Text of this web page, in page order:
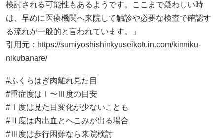
検討される可能性もあるようです。ここまで疑わしい時
は、早めに医療機関へ来院して触診や必要な検査で確認す
る流れが一般的と言われています。」
引用元： https://sumiyoshishinkyuseikotuin.com/kinniku-
nikubanare/
#ふくらはぎ肉離れ見た目
#重症度はⅠ〜Ⅲ度の目安
#Ⅰ度は見た目変化が少ないことも
#Ⅱ度は内出血とへこみが出る場合
#Ⅲ度は歩行困難なら来院検討